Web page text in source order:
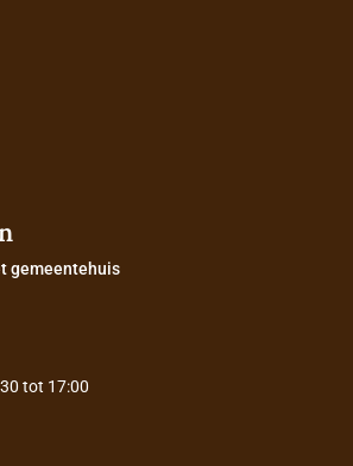
gemeentehuis
tot 17:00